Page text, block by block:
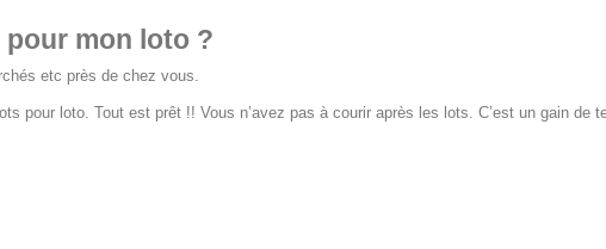
mon loto ?
etc près de chez vous.
pour loto. Tout est prêt !! Vous n’avez pas à courir après les lots. C’est un gain de